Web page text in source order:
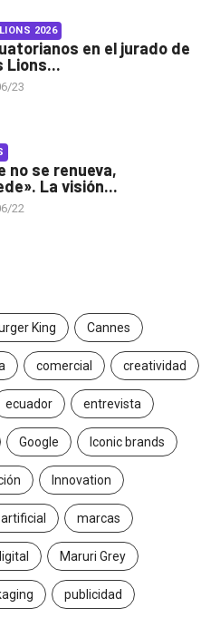
2026
en el jurado de
Lions...
23
no se renueva,
La visión...
22
King Cannes
comercial creatividad
ecuador entrevista
Google Iconic brands
Innovation
marcas
Maruri Grey
publicidad